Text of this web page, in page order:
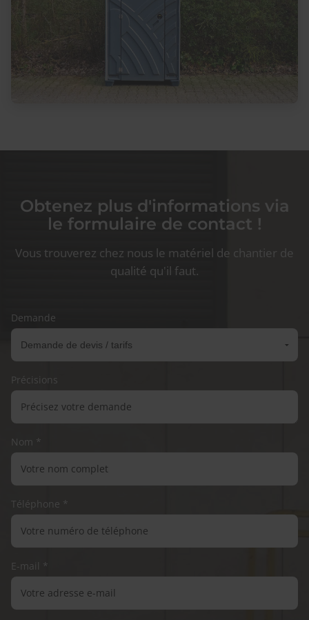
Obtenez plus d'informations via
le formulaire de contact !
Vous trouverez chez nous le matériel de chantier de
qualité qu'il faut.
Demande
Précisions
Nom *
Téléphone *
E-mail *